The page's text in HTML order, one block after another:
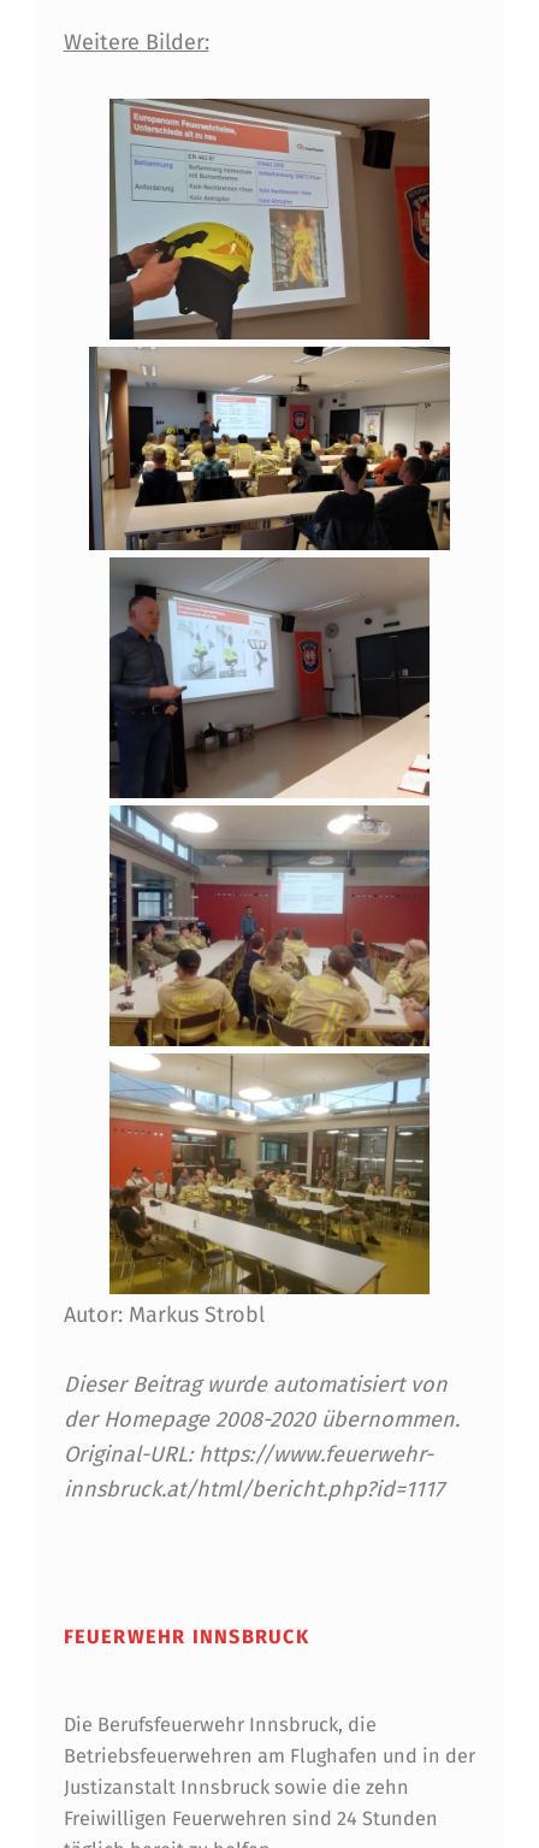
U
Weitere Bilder:
Autor: Markus Strobl
Dieser Beitrag wurde automatisiert von
der Homepage 2008-2020 übernommen.
Original-URL: https://www.feuerwehr-
innsbruck.at/html/bericht.php?id=1117
FEUERWEHR INNSBRUCK
Die Berufsfeuerwehr Innsbruck, die
Betriebsfeuerwehren am Flughafen und in der
Justizanstalt Innsbruck sowie die zehn
Freiwilligen Feuerwehren sind 24 Stunden